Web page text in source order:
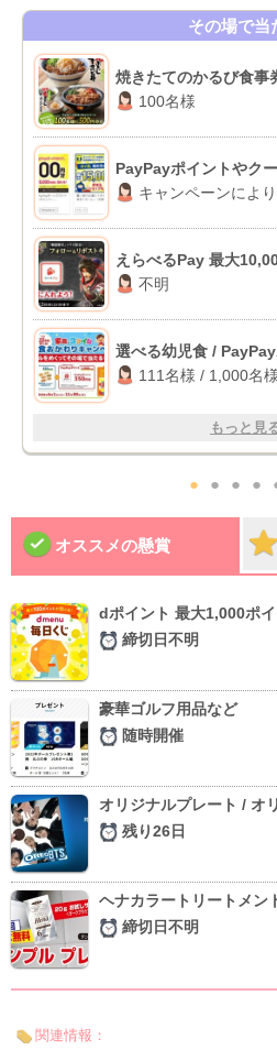
その場で当
焼きたてのかるび食事
100名様
PayPayポイントやク
キャンペーンによ
えらべるPay 最大
不明
選べる幼児食 /
111名様 / 1,000名様
もっと見
● ● ● ●
オススメの懸賞
dポイント 最大1,000ポイ
締切日不明
豪華ゴルフ用品など
随時開催
オリジナルプレート / オ
残り26日
ヘナカラートリートメン
締切日不明
関連情報：